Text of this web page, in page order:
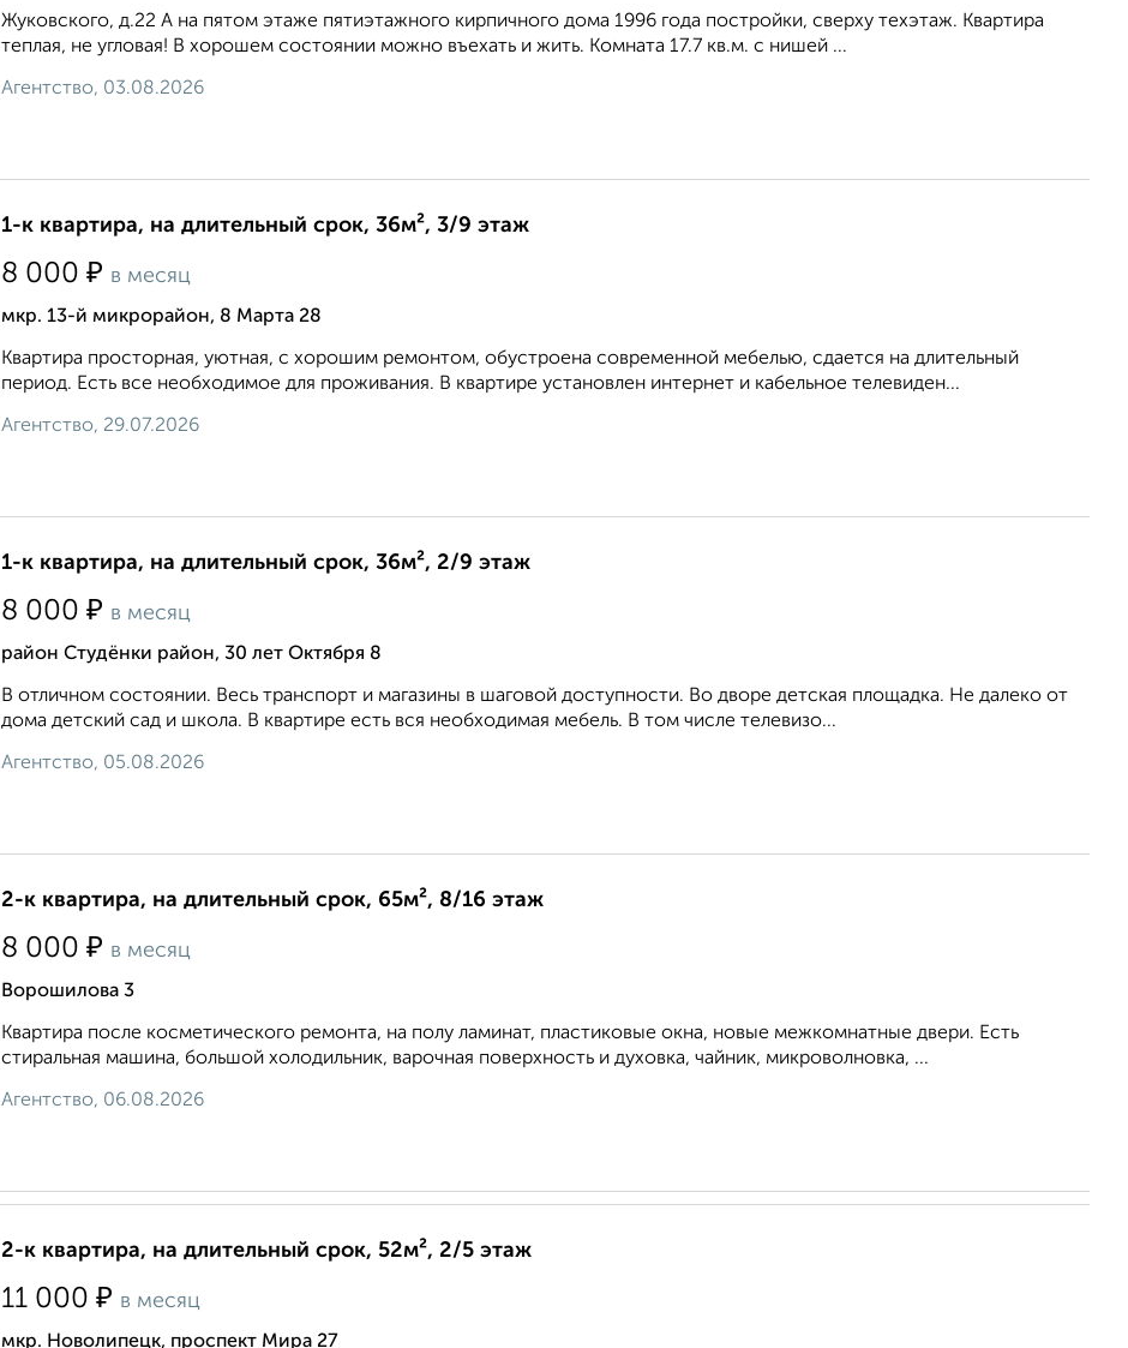
Жуковского, д.22 А на пятом этаже пятиэтажного кирпичного дома 1996 года постройки, сверху техэтаж. Квартира
теплая, не угловая! В хорошем состоянии можно въехать и жить. Комната 17.7 кв.м. с нишей ...
Агентство, 03.08.2026
1-к квартира, на длительный срок, 36м², 3/9 этаж
8 000 ₽ в месяц
мкр. 13-й микрорайон, 8 Марта 28
Квартира просторная, уютная, с хорошим ремонтом, обустроена современной мебелью, сдается на длительный
период. Есть все необходимое для проживания. В квартире установлен интернет и кабельное телевиден...
Агентство, 29.07.2026
1-к квартира, на длительный срок, 36м², 2/9 этаж
8 000 ₽ в месяц
район Студёнки район, 30 лет Октября 8
В отличном состоянии. Весь транспорт и магазины в шаговой доступности. Во дворе детская площадка. Не далеко от
дома детский сад и школа. В квартире есть вся необходимая мебель. В том числе телевизо...
Агентство, 05.08.2026
2-к квартира, на длительный срок, 65м², 8/16 этаж
8 000 ₽ в месяц
Ворошилова 3
Квартира после косметического ремонта, на полу ламинат, пластиковые окна, новые межкомнатные двери. Есть
стиральная машина, большой холодильник, варочная поверхность и духовка, чайник, микроволновка, ...
Агентство, 06.08.2026
2-к квартира, на длительный срок, 52м², 2/5 этаж
11 000 ₽ в месяц
мкр. Новолипецк, проспект Мира 27